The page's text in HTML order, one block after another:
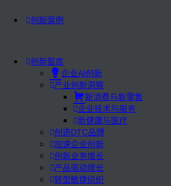
创新案例
创新智库
企业AI创新
产业创新洞察
新消费与新零售
企业技术与服务
新健康与医疗
创造DTC品牌
加速企业创新
创新业务增长
产品驱动增长
转型敏捷组织